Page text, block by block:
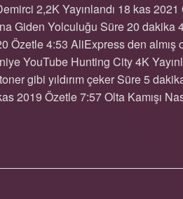
2,2K Yayınlandı 18 kas
Giden Yolculuğu Süre 20
Özetle 4:53 AliExpress den almış
YouTube Hunting City 4K
gibi yıldırım çeker Süre 5
2019 Özetle 7:57 Olta Kamışı